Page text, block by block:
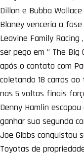
Dillon e Bubba
Blaney venceria a
Leavine Family
ser pego em ” The Big
após o contato com
coletando 18 carros
nas 5 voltas finais
Denny Hamlin
ganhar sua segunda
Joe Gibbs conquistou
Toyotas de